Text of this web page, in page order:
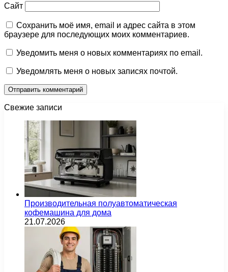
Сайт
Сохранить моё имя, email и адрес сайта в этом
браузере для последующих моих комментариев.
Уведомить меня о новых комментариях по email.
Уведомлять меня о новых записях почтой.
Свежие записи
Производительная полуавтоматическая
кофемашина для дома
21.07.2026